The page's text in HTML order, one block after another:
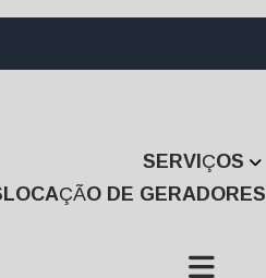
SERVIÇOS
LOCAÇÃO DE GERADORES